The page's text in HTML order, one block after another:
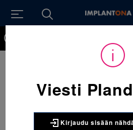
Viesti
Kirjaudu sisään